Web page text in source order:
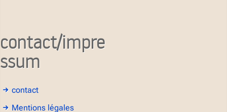
contact/impre
ssum
contact
Mentions légales